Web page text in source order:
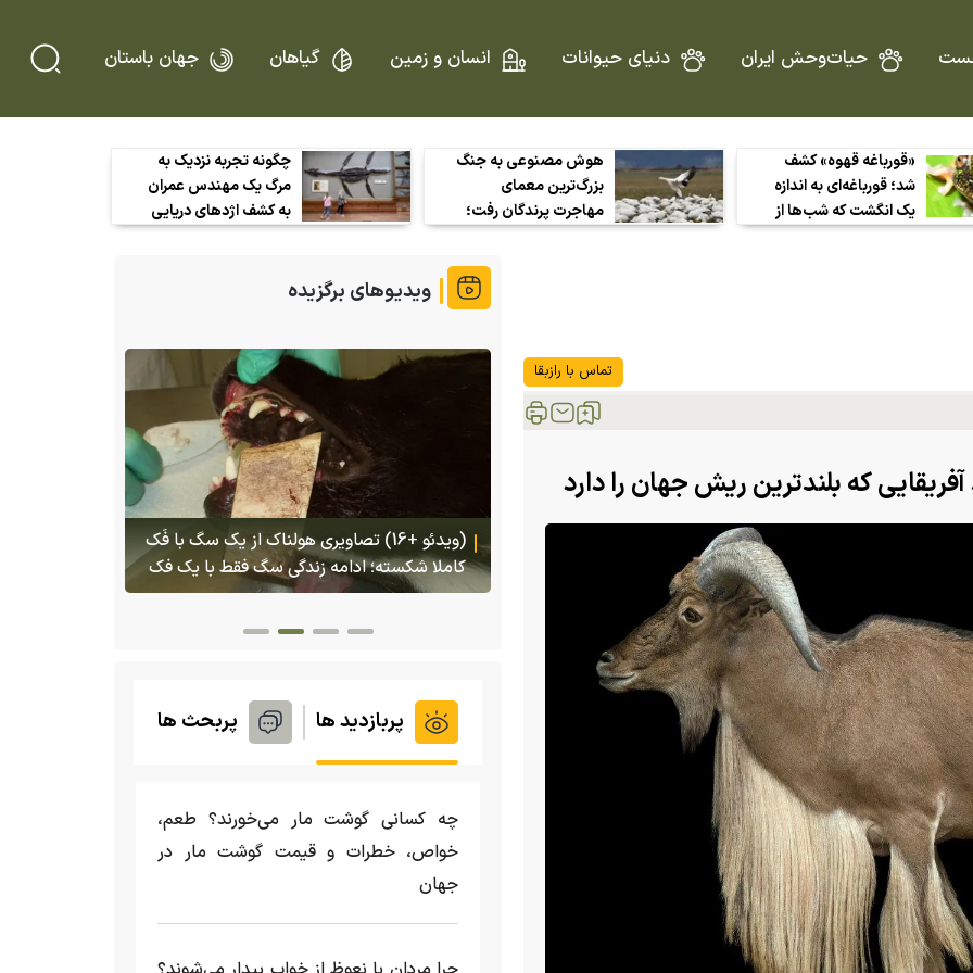
حیات‌وحش ایران دنیای حیوانات انسان و زمین گیاهان جهان باستان
«قورباغه قهوه» کشف
شد؛ قورباغه‌ای به اندازه
یک انگشت که شب‌ها از
هوش مصنوعی به جنگ
بزرگ‌ترین معمای
مهاجرت پرندگان رفت؛
چگونه تجربه نزدیک به
مرگ یک مهندس عمران
به کشف اژد‌های دریایی
تماس با رازبقا
که بلندترین ریش جهان را دارد
ویدیوهای برگزیده
(ویدئو +16) تصاویری هولناک از یک سگ با فَک
کاملا شکسته؛ ادامه زندگی سگ فقط با یک فک
(ویدئو) تولد یک گکوی دو سر در پنسیلوانیا
پربازدید ها پربحث ها
چه کسانی گوشت مار می‌خورند؟ طعم،
خواص، خطرات و قیمت گوشت مار در
جهان